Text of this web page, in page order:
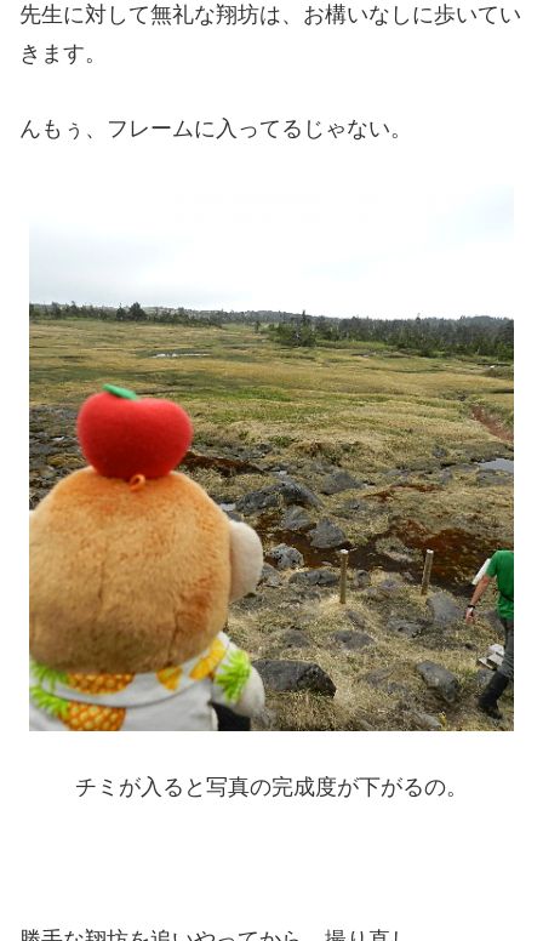
先生に対して無礼な翔坊は、お構いなしに歩いてい
きます。
んもぅ、フレームに入ってるじゃない。
チミが入ると写真の完成度が下がるの。